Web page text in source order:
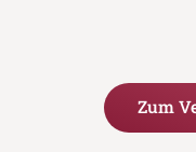
Zum